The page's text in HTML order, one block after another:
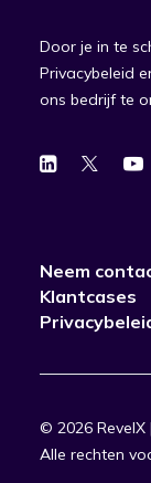
Door je in te
Privacybeleid
ons bedrijf te
Neem
Klantcases
© 2026 RevelX
Alle rechten